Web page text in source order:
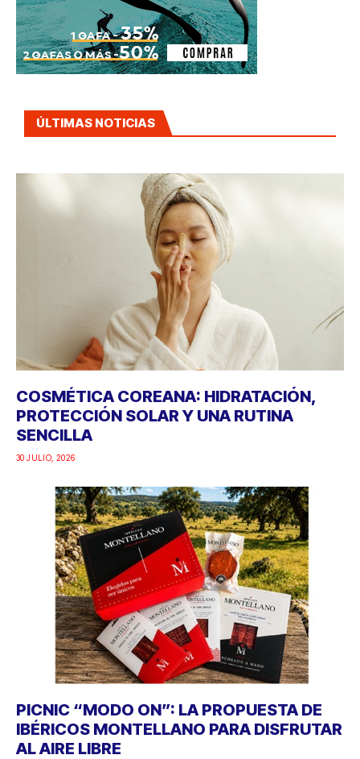
ÚLTIMAS NOTICIAS
COSMÉTICA COREANA: HIDRATACIÓN,
PROTECCIÓN SOLAR Y UNA RUTINA
SENCILLA
30 JULIO, 2026
PICNIC “MODO ON”: LA PROPUESTA DE
IBÉRICOS MONTELLANO PARA DISFRUTAR
AL AIRE LIBRE